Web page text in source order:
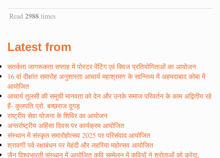
Read 2988 times
Latest from
सतर्कता जागरूकता सप्ताह में पोस्टर पेंटिंग एवं क्विज प्रतियोगिताओं का आयोजन
16 वां दीक्षांत समारोह अनुशास्ता आचार्य महाश्रमण के सान्निध्य में अहमदाबाद कोबा में
आयोजित
आचार्य तुलसी की समूची मानवता को देन और उनके समाज परिवर्तन के काम अद्वितीय रहे
हैं- कुलपति प्रो. बच्छराज दूगड़
राष्ट्रीय सेवा योजना के शिविर का आयोजन
अन्तर्राष्ट्रीय अहिंसा दिवस पर कार्यक्रम आयोजित
संस्थान में संस्कृत समारोहोत्सव 2025 पर परिसंवाद आयोजित
श्रावणी पर्व रक्षाबंधन पर मेहंदी और लहरिया महोत्सव आयोजित
जैन विश्वभारती संस्थान में आयोजित कवि सम्मेलन में कवियों ने श्रोताओं को कुरेदा,